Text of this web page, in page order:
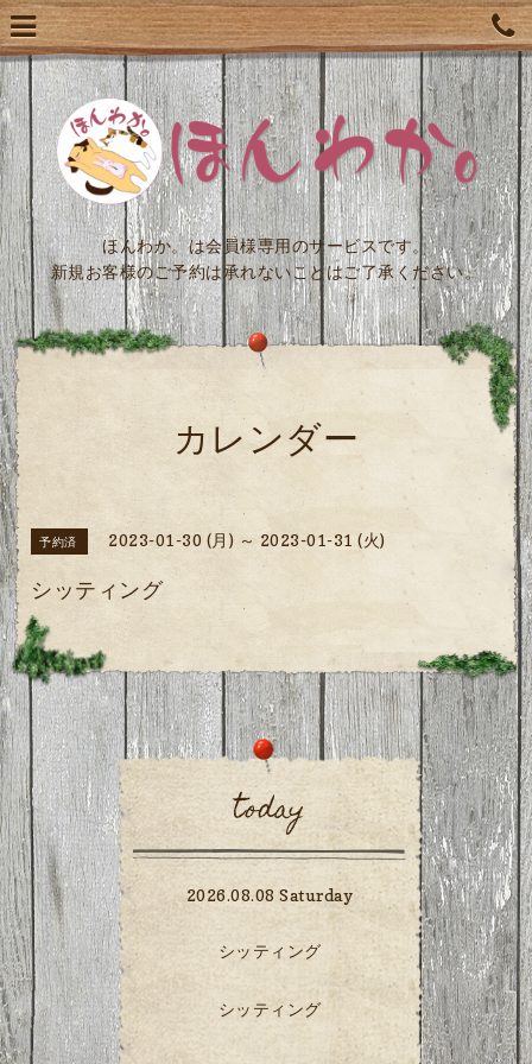
ほんわか。は会員様専用のサービスです。
新規お客様のご予約は承れないことはご了承ください。
カレンダー
予約済 2023-01-30 (月) ～ 2023-01-31 (火)
シッティング
today
2026.08.08 Saturday
シッティング
シッティング